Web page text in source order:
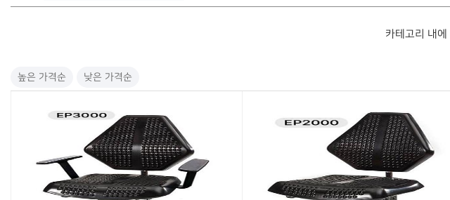
e
카테고리 내에
높은 가격순 낮은 가격순